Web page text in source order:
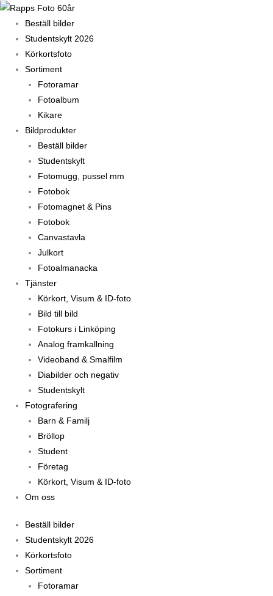
Hoppa
innehåll
Beställ bilder
Studentskylt 2026
Körkortsfoto
Sortiment
Fotoramar
Fotoalbum
Kikare
Bildprodukter
Beställ bilder
Studentskylt
Fotomugg, pussel mm
Fotobok
Fotomagnet & Pins
Fotobok
Canvastavla
Julkort
Fotoalmanacka
Tjänster
Körkort, Visum & ID-foto
Bild till bild
Fotokurs i Linköping
Analog framkallning
Videoband & Smalfilm
Diabilder och negativ
Studentskylt
Fotografering
Barn & Familj
Bröllop
Student
Företag
Körkort, Visum & ID-foto
Om oss
Beställ bilder
Studentskylt 2026
Körkortsfoto
Sortiment
Fotoramar